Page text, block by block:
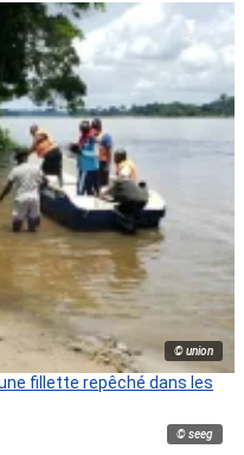
© union
fillette repêché dans les
© seeg